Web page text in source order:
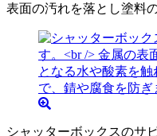
表面の汚れを落とし塗料
シャッターボックスのサ